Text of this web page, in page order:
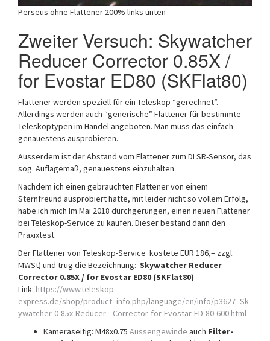
Perseus ohne Flattener 200% links unten
Zweiter Versuch: Skywatcher
Reducer Corrector 0.85X /
for Evostar ED80 (SKFlat80)
Flattener werden speziell für ein Teleskop “gerechnet”.
Allerdings werden auch “generische” Flattener für bestimmte
Teleskoptypen im Handel angeboten. Man muss das einfach
genauestens ausprobieren.
Ausserdem ist der Abstand vom Flattener zum DLSR-Sensor, das
sog. Auflagemaß, genauestens einzuhalten.
Nachdem ich einen gebrauchten Flattener von einem
Sternfreund ausprobiert hatte, mit leider nicht so vollem Erfolg,
habe ich mich Im Mai 2018 durchgerungen, einen neuen Flattener
bei Teleskop-Service zu kaufen. Dieser bestand dann den
Praxixtest.
Der Flattener von Teleskop-Service kostete EUR 186,– zzgl.
MWSt) und trug die Bezeichnung: Skywatcher Reducer
Corrector 0.85X / for Evostar ED80 (SKFlat80)
Link: https://www.teleskop-
express.de/shop/product_info.php/language/en/info/p3627_Sk
ywatcher-0-85x-Reducer—Corrector-for-Evostar-ED-80-600.html
Kameraseitig: M48x0.75 Aussengewinde auch Filter-